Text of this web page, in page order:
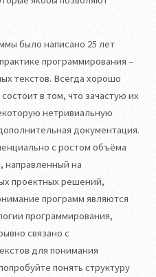
было написано 25 лет
программирования –
текстов. Всегда хорошо
в том, что зачастую их
нетривиальную
документация.
с ростом объёма
направленный на
проектных решений,
программ являются
программирования,
связано с
для понимания
понять структуру